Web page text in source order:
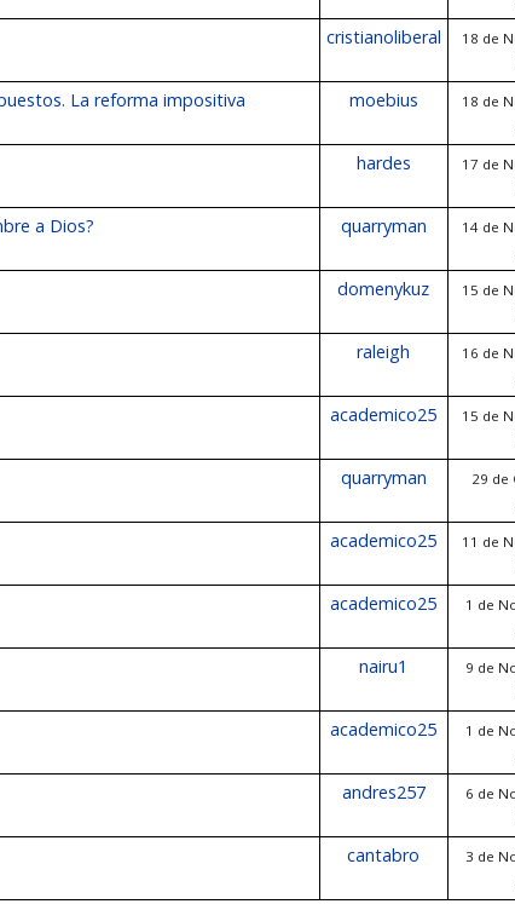
cristianoliberal
18 de
La reforma impositiva
moebius
18 de
hardes
17 de
a Dios? quarryman
14 de
domenykuz
15 de
raleigh
16 de
academico25
15 de
quarryman
29 de
academico25
11 de
academico25
1 de
nairu1
9 de
academico25
1 de
andres257
6 de
cantabro
3 de